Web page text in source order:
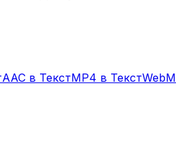
AAC в ТекстMP4 в ТекстWebM